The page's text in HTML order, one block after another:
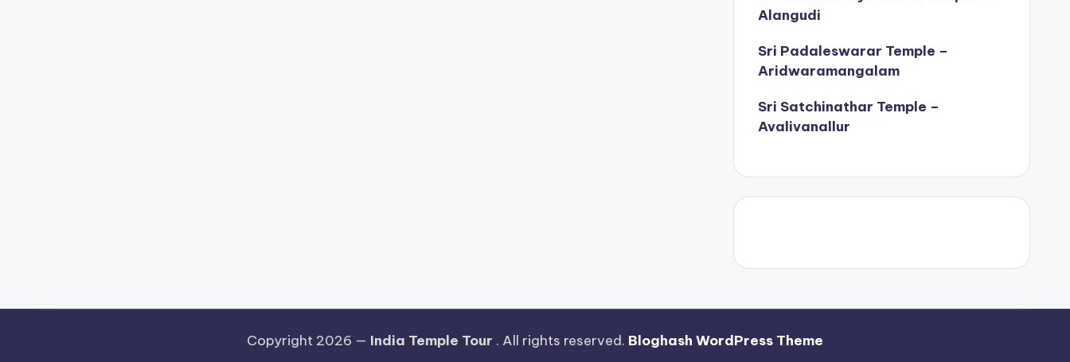
Alangudi
Sri Padaleswarar Temple –
Aridwaramangalam
Sri Satchinathar Temple –
Avalivanallur
Copyright 2026 — India Temple Tour . All rights reserved. Bloghash WordPress Theme